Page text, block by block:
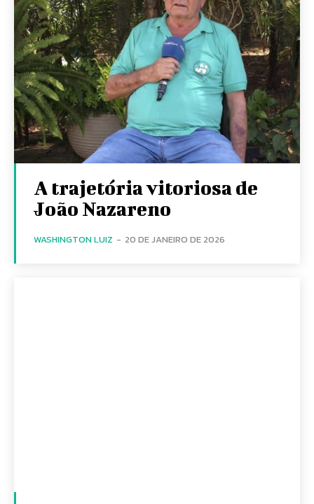
A trajetória vitoriosa de
João Nazareno
WASHINGTON LUIZ - 20 DE JANEIRO DE 2026